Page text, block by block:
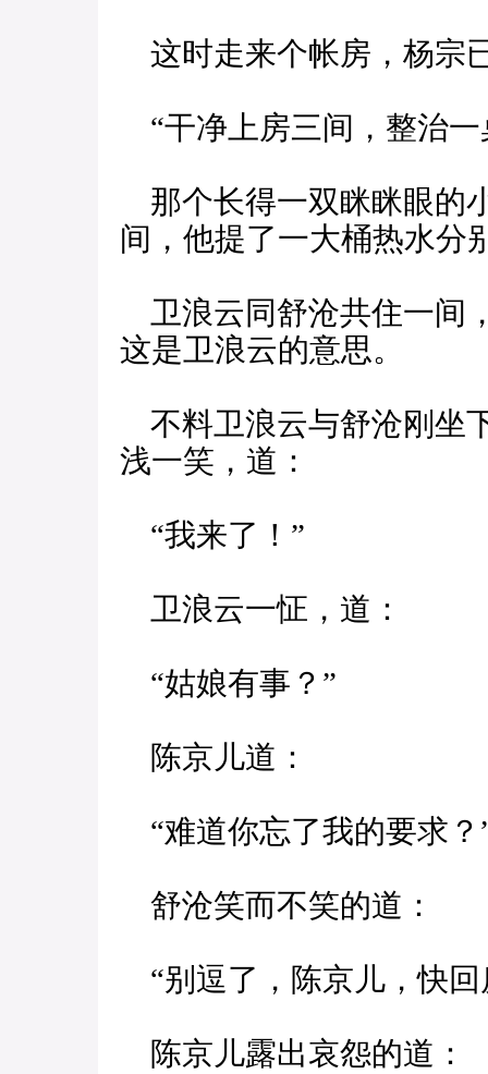
这时走来个帐房，杨宗
“干净上房三间，整治一
那个长得一双眯眯眼的
间，他提了一大桶热水分
卫浪云同舒沧共住一间
这是卫浪云的意思。
不料卫浪云与舒沧刚坐
浅一笑，道：
“我来了！”
卫浪云一怔，道：
“姑娘有事？”
陈京儿道：
“难道你忘了我的要求？
舒沧笑而不笑的道：
“别逗了，陈京儿，快回
陈京儿露出哀怨的道：